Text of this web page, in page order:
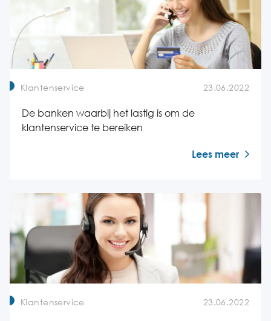
Klantenservice 23.06.2022
De banken waarbij het lastig is om de
klantenservice te bereiken
Lees meer
Klantenservice 23.06.2022